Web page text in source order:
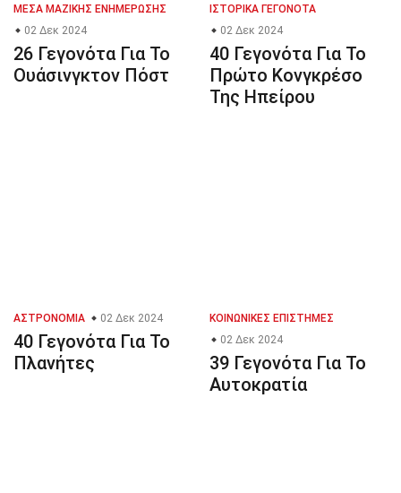
ΜΈΣΑ ΜΑΖΙΚΉΣ ΕΝΗΜΈΡΩΣΗΣ
02 Δεκ 2024
26 Γεγονότα Για Το
Ουάσινγκτον Πόστ
ΙΣΤΟΡΙΚΆ ΓΕΓΟΝΌΤΑ
02 Δεκ 2024
40 Γεγονότα Για Το
Πρώτο Κονγκρέσο
Της Ηπείρου
ΑΣΤΡΟΝΟΜΊΑ 02 Δεκ 2024
40 Γεγονότα Για Το
Πλανήτες
ΚΟΙΝΩΝΙΚΈΣ ΕΠΙΣΤΉΜΕΣ
02 Δεκ 2024
39 Γεγονότα Για Το
Αυτοκρατία